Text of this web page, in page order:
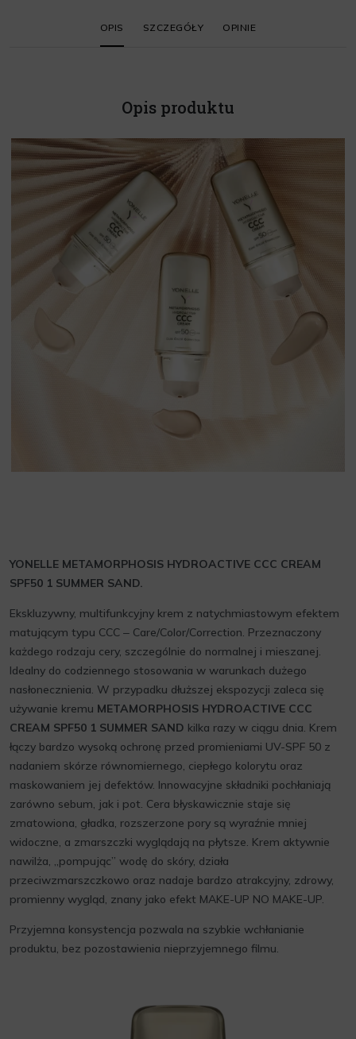
OPIS SZCZEGÓŁY OPINIE
Opis produktu
YONELLE METAMORPHOSIS HYDROACTIVE CCC CREAM
SPF50 1 SUMMER SAND.
Ekskluzywny, multifunkcyjny krem z natychmiastowym efektem
matującym typu CCC ‒ Care/Color/Correction. Przeznaczony
każdego rodzaju cery, szczególnie do normalnej i mieszanej.
Idealny do codziennego stosowania w warunkach dużego
nasłonecznienia. W przypadku dłuższej ekspozycji zaleca się
używanie kremu METAMORPHOSIS HYDROACTIVE CCC
CREAM SPF50 1 SUMMER SAND kilka razy w ciągu dnia. Krem
łączy bardzo wysoką ochronę przed promieniami UV-SPF 50 z
nadaniem skórze równomiernego, ciepłego kolorytu oraz
maskowaniem jej defektów. Innowacyjne składniki pochłaniają
zarówno sebum, jak i pot. Cera błyskawicznie staje się
zmatowiona, gładka, rozszerzone pory są wyraźnie mniej
widoczne, a zmarszczki wyglądają na płytsze. Krem aktywnie
nawilża, „pompując” wodę do skóry, działa
przeciwzmarszczkowo oraz nadaje bardzo atrakcyjny, zdrowy,
promienny wygląd, znany jako efekt MAKE-UP NO MAKE-UP.
Przyjemna konsystencja pozwala na szybkie wchłanianie
produktu, bez pozostawienia nieprzyjemnego filmu.